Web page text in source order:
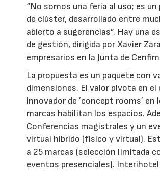
“No somos una feria al uso; es
de clúster, desarrollado entre
abierto a sugerencias”. Hay una
de gestión, dirigida por Xavier
empresarios en la Junta de
La propuesta es un paquete con
dimensiones. El valor pivota en
innovador de ´concept rooms´ en
marcas habilitan los espacios.
Conferencias magistrales y un
virtual híbrido (físico y virtual).
a 25 marcas (selección limitada
eventos presenciales). Interihotel